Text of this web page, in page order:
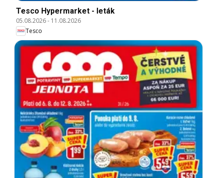
Tesco Hypermarket - leták
05.08.2026- 11.08.2026
Tesco